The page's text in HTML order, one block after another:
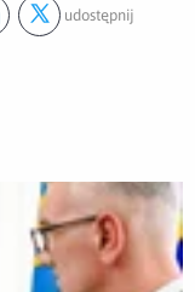
udostępnij